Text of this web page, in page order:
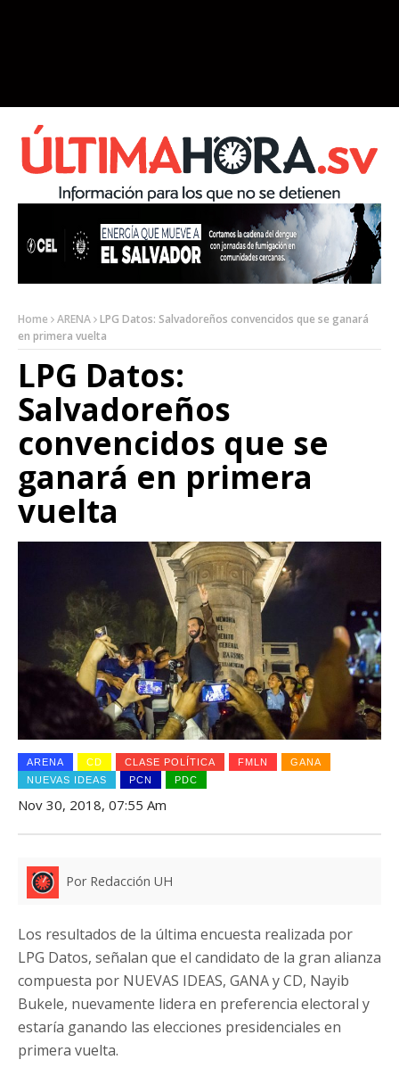
Home ARENA LPG Datos: Salvadoreños convencidos que se ganará
en primera vuelta
LPG Datos:
Salvadoreños
convencidos que se
ganará en primera
vuelta
ARENA CD CLASE POLÍTICA FMLN
GANA
NUEVAS IDEAS
PCN PDC
Nov 30, 2018, 07:55 Am
Por Redacción UH
Los resultados de la última encuesta realizada por
LPG Datos, señalan que el candidato de la gran alianza
compuesta por NUEVAS IDEAS, GANA y CD, Nayib
Bukele, nuevamente lidera en preferencia electoral y
estaría ganando las elecciones presidenciales en
primera vuelta.